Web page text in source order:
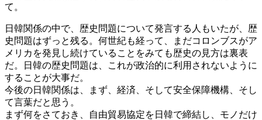
て。
日韓関係の中で、歴史問題について発言する人もいたが、歴
史問題はずっと残る。何世紀も経って、まだコロンブスがア
メリカを発見し続けていることをみても歴史の見方は裏表
だ。日韓の歴史問題は、これが政治的に利用されないように
することが大事だ。
今後の日韓関係は、まず、経済、そして安全保障機構、そし
て言葉だと思う。
まず何をさておき、自由貿易協定を日韓で締結し、モノだけ